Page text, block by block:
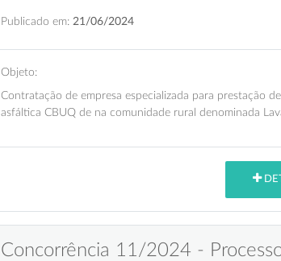
Publicado em: 21/06/2024
Objeto:
Contratação de empresa especializada para prestação
asfáltica CBUQ de na comunidade rural denominada
Concorrência 11/2024 -